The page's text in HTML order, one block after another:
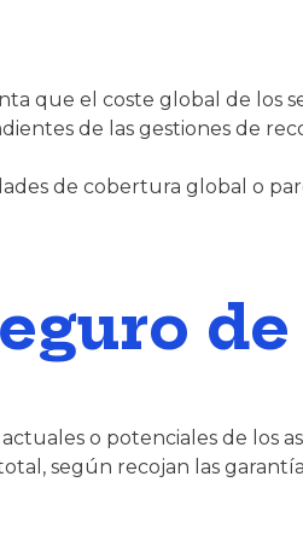
que el coste global de los
de las gestiones de
de cobertura global o
o potenciales de los
según recojan las